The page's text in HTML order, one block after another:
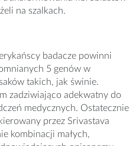
na szalkach.
badacze powinni
5 genów w
takich, jak świnie.
zadziwiająco adekwatny do
medycznych. Ostatecznie
przez Srivastava
kombinacji małych,